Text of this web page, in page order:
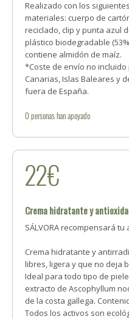
Realizado con los siguientes
materiales: cuerpo de
reciclado, clip y punta azul
plástico biodegradable
contiene almidón de maíz.
*Coste de envío no incluido
Canarias, Islas Baleares y
fuera de España.
0 personashan apoyado
22€
Crema hidratante y
SÁLVORA recompensará tu
Crema hidratante y
libres, ligera y que no deja
Ideal para todo tipo de
extracto de Ascophyllum
de la costa gallega.
Todos los activos son